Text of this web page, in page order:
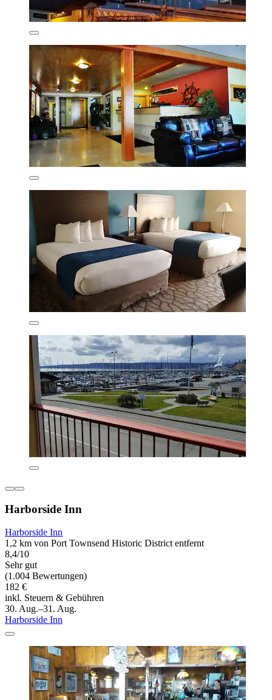
Harborside Inn
Harborside Inn
1,2 km von Port Townsend Historic District entfernt
8,4/10
Sehr gut
(1.004 Bewertungen)
182 €
inkl. Steuern & Gebühren
30. Aug.–31. Aug.
Harborside Inn